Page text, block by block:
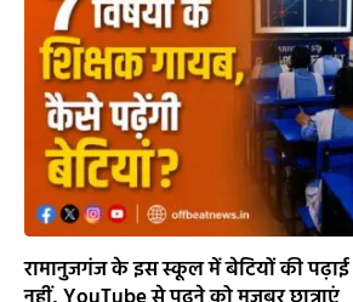
रामानुजगंज के इस स्कूल में बेटियों की